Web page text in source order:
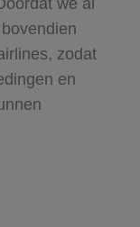
zodat
en